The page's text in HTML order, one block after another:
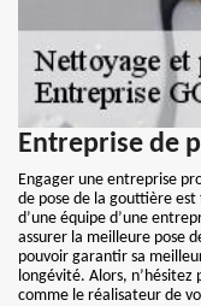
Entreprise de
Engager une entreprise
de pose de la gouttière
d’une équipe d’une
assurer la meilleure pose
pouvoir garantir sa
longévité. Alors, n’hésitez
comme le réalisateur de